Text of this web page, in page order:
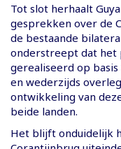
Tot slot herhaalt
gesprekken over de
de bestaande
onderstreept dat het
gerealiseerd op
en wederzijds
ontwikkeling van
beide landen.
Het blijft onduidelijk